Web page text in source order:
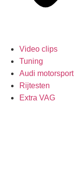
Video clips
Tuning
Audi motorsport
Rijtesten
Extra VAG